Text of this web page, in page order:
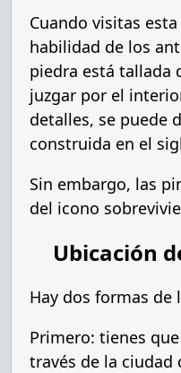
Cuando visitas
habilidad de los
piedra está tallada
juzgar por el
detalles, se puede
construida en el
Sin embargo, las
del icono
Ubicación
Hay dos formas de
Primero: tienes
través de la ciudad